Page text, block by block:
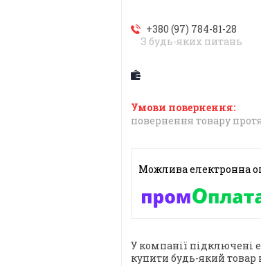
+380 (97) 784-81-28
З будь-яких питань
повернення товару
У компанії підключені
купити будь-який